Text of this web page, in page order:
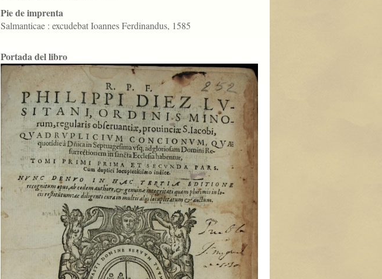
Pie de imprenta
Salmanticae : excudebat Ioannes Ferdinandus, 1585
Portada del libro